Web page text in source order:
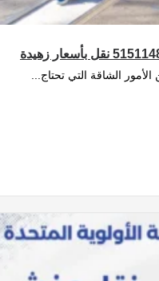
الشاقة التي تحتاج...